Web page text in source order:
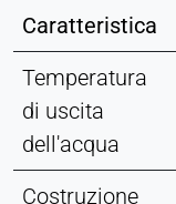
Caratteristica
Temperatura
di uscita
dell'acqua
Costruzione